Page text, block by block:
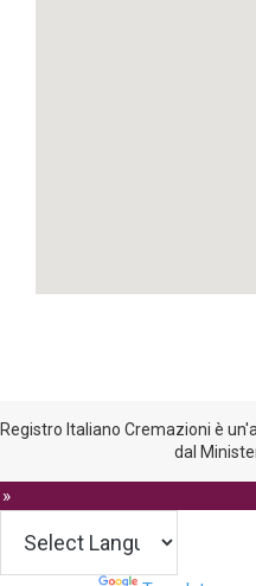
Registro Italiano Cremazioni è
dal